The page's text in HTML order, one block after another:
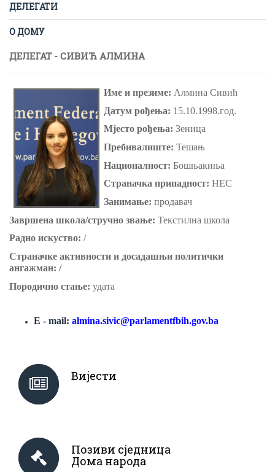
ДЕЛЕГАТИ
О ДОМУ
ДЕЛЕГАТ - СИВИЋ АЛМИНА
Име и презиме: Алмина Сивић
Датум рођења: 15.10.1998.год.
Мјесто рођења: Зеница
Пребивалиште: Тешањ
Националност: Бошњакиња
Страначка припадност: НЕС
Занимање: продавач
Завршена школа/стручно звање: Текстилна школа
Радно искуство: /
Страначке активности и досадашњи политички
ангажман: /
Породично стање: удата
E - mail: almina.sivic@parlamentfbih.gov.ba
Вијести
Позиви сједница
Дома народа